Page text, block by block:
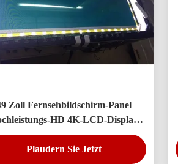
Zoll Fernsehbildschirm-Panel
HD 4K-LCD-Display
LED-Monitor DV490FHB-NV0
Plaudern Sie Jetzt